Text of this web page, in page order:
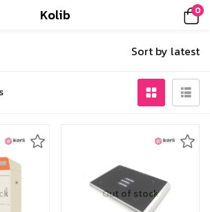
Kolib 0
Sort by latest
Out of stock